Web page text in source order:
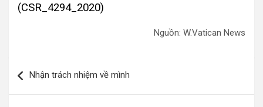
(CSR_4294_2020)
Nguồn: W.Vatican News
hướng
Nhận trách nhiệm về mình